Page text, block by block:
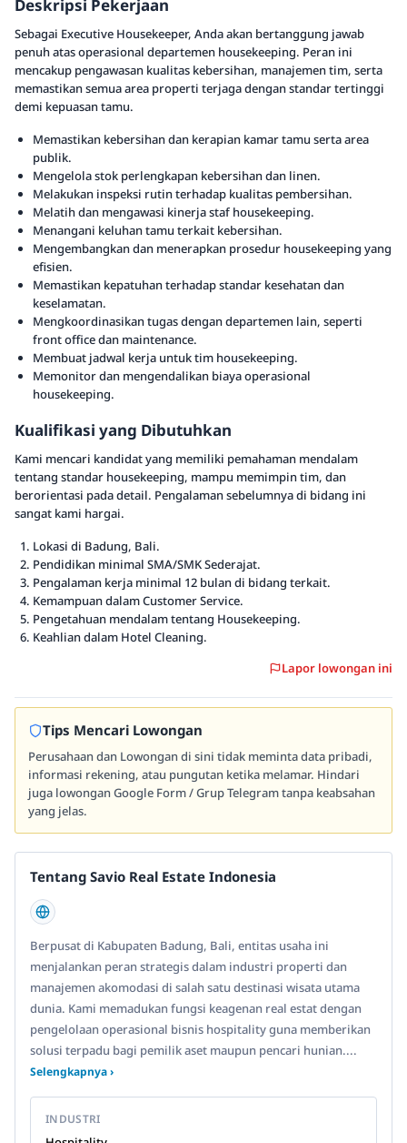
Deskripsi Pekerjaan
Sebagai Executive Housekeeper, Anda akan bertanggung jawab
penuh atas operasional departemen housekeeping. Peran ini
mencakup pengawasan kualitas kebersihan, manajemen tim, serta
memastikan semua area properti terjaga dengan standar tertinggi
demi kepuasan tamu.
Memastikan kebersihan dan kerapian kamar tamu serta area
publik.
Mengelola stok perlengkapan kebersihan dan linen.
Melakukan inspeksi rutin terhadap kualitas pembersihan.
Melatih dan mengawasi kinerja staf housekeeping.
Menangani keluhan tamu terkait kebersihan.
Mengembangkan dan menerapkan prosedur housekeeping yang
efisien.
Memastikan kepatuhan terhadap standar kesehatan dan
keselamatan.
Mengkoordinasikan tugas dengan departemen lain, seperti
front office dan maintenance.
Membuat jadwal kerja untuk tim housekeeping.
Memonitor dan mengendalikan biaya operasional
housekeeping.
Kualifikasi yang Dibutuhkan
Kami mencari kandidat yang memiliki pemahaman mendalam
tentang standar housekeeping, mampu memimpin tim, dan
berorientasi pada detail. Pengalaman sebelumnya di bidang ini
sangat kami hargai.
Lokasi di Badung, Bali.
Pendidikan minimal SMA/SMK Sederajat.
Pengalaman kerja minimal 12 bulan di bidang terkait.
Kemampuan dalam Customer Service.
Pengetahuan mendalam tentang Housekeeping.
Keahlian dalam Hotel Cleaning.
Lapor lowongan ini
Tips Mencari Lowongan
Perusahaan dan Lowongan di sini tidak meminta data pribadi,
informasi rekening, atau pungutan ketika melamar. Hindari
juga lowongan Google Form / Grup Telegram tanpa keabsahan
yang jelas.
Tentang Savio Real Estate Indonesia
Berpusat di Kabupaten Badung, Bali, entitas usaha ini
menjalankan peran strategis dalam industri properti dan
manajemen akomodasi di salah satu destinasi wisata utama
dunia. Kami memadukan fungsi keagenan real estat dengan
pengelolaan operasional bisnis hospitality guna memberikan
solusi terpadu bagi pemilik aset maupun pencari hunian....
Selengkapnya ›
INDUSTRI